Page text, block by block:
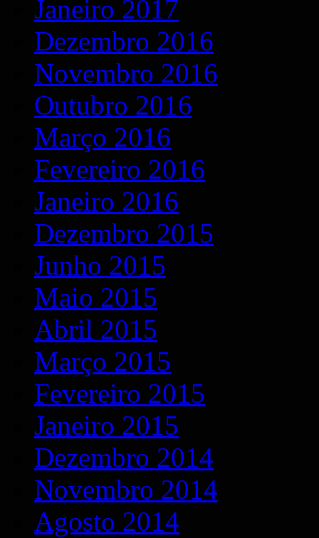
Janeiro 2017
Dezembro 2016
Novembro 2016
Outubro 2016
Março 2016
Fevereiro 2016
Janeiro 2016
Dezembro 2015
Junho 2015
Maio 2015
Abril 2015
Março 2015
Fevereiro 2015
Janeiro 2015
Dezembro 2014
Novembro 2014
Agosto 2014